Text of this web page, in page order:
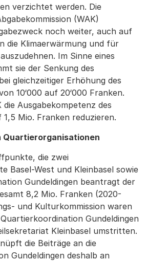
verzichtet werden. Die
(WAK)
noch weiter, auch auf
die Klimaerwärmung und für
Im Sinne eines
sie der Senkung des
gleichzeitiger Erhöhung des
10‘000 auf 20‘000 Franken.
die Ausgabekompetenz des
Mio. Franken reduzieren.
die zwei
Basel-West und Kleinbasel sowie
Gundeldingen beantragt der
8,2 Mio. Franken (2020-
und Kulturkommission waren
Gundeldingen
Kleinbasel umstritten.
die Beiträge an die
Gundeldingen deshalb an